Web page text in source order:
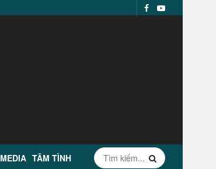
MEDIA TÂM TÌNH